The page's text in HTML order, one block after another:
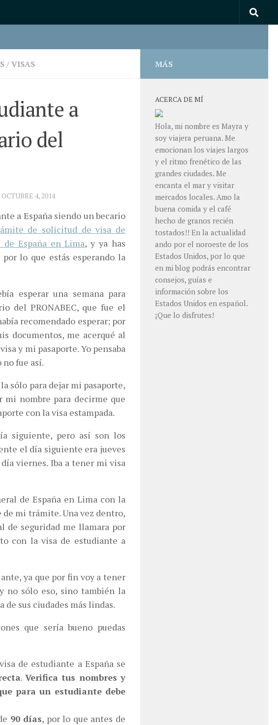
/VISAS
a
del
OCTUBRE 4, 2014
a España siendo un becario
de solicitud de visa de
España en Lima, y ya has
lo que estás esperando la
esperar una semana para
del PRONABEC, que fue el
recomendado esperar; por
documentos, me acerqué al
y mi pasaporte. Yo pensaba
fue así.
sólo para dejar mi pasaporte,
nombre para decirme que
con la visa estampada.
siguiente, pero así son los
el día siguiente era jueves
viernes. Iba a tener mi visa
de España en Lima con la
mi trámite. Una vez dentro,
de seguridad me llamara por
con la visa de estudiante a
ya que por fin voy a tener
no sólo eso, sino también la
sus ciudades más lindas.
que sería bueno puedas
de estudiante a España se
. Verifica tus nombres y
para un estudiante debe
90 días, por lo que antes de
MÁS
ACERCA DE MÍ
Hola, mi nombre es Mayra y
soy viajera peruana. Me
emocionan los viajes largos
y el ritmo frenético de las
grandes ciudades. Me
encanta el mar y visitar
mercados locales. Amo la
buena comida y el café
hecho de granos recién
tostados!! En la actualidad
ando por el noroeste de los
Estados Unidos, por lo que
en mi blog podrás encontrar
consejos, guías e
información sobre los
Estados Unidos en español.
¡Que lo disfrutes!